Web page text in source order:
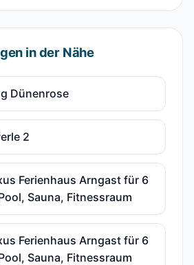
in der Nähe
Dünenrose
2
Ferienhaus Arngast für 6
Sauna, Fitnessraum
Ferienhaus Arngast für 6
Sauna, Fitnessraum